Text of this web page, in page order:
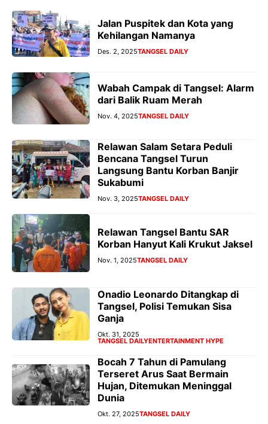
Jalan Puspitek dan Kota yang
Kehilangan Namanya
Des. 2, 2025TANGSEL DAILY
Wabah Campak di Tangsel: Alarm
dari Balik Ruam Merah
Nov. 4, 2025TANGSEL DAILY
Relawan Salam Setara Peduli
Bencana Tangsel Turun
Langsung Bantu Korban Banjir
Sukabumi
Nov. 3, 2025TANGSEL DAILY
Relawan Tangsel Bantu SAR
Korban Hanyut Kali Krukut Jaksel
Nov. 1, 2025TANGSEL DAILY
Onadio Leonardo Ditangkap di
Tangsel, Polisi Temukan Sisa
Ganja
Okt. 31, 2025
TANGSEL DAILYENTERTAINMENT HYPE
Bocah 7 Tahun di Pamulang
Terseret Arus Saat Bermain
Hujan, Ditemukan Meninggal
Dunia
Okt. 27, 2025TANGSEL DAILY